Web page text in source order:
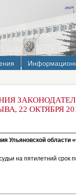
22 ОКТЯБРЯ
Ульяновской области
на пятилетний срок